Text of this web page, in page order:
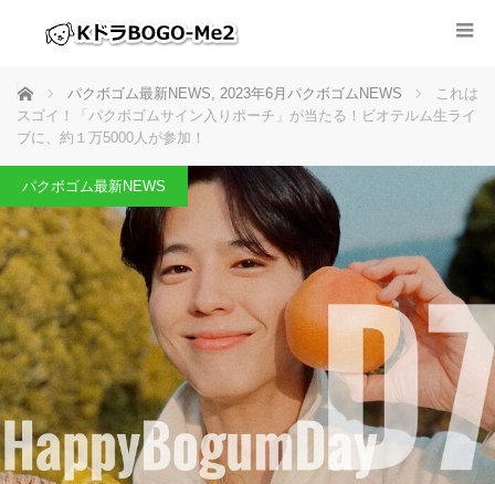
ホーム パクボゴム最新NEWS, 2023年6月パクボゴムNEWS
これは
スゴイ！「パクボゴムサイン入りポーチ」が当たる！ビオテルム生ライ
ブに、約１万5000人が参加！
パクボゴム最新NEWS